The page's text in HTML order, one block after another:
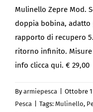
Mulinello Zepre Mod.
doppia bobina, adatto
rapporto di recupero
ritorno infinito. Misure
info clicca qui. € 29,00
Byarmiepesca Ottobre
Pesca
Tags: Mulinello,